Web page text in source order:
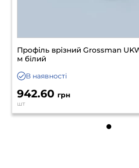
Профіль врізний Grossman
м білий
В наявності
942.60 грн
шт